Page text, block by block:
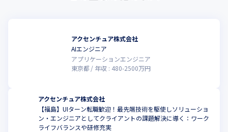
アクセンチュア株式会社
AIエンジニア
アプリケーションエンジニア
東京都
年収 : 480-2500万円
アクセンチュア株式会社
【福島】UIターン転職歓迎！最先端技術を駆使しソリューショ
ン・エンジニアとしてクライアントの課題解決に導く：ワーク
ライフバランスや研修充実